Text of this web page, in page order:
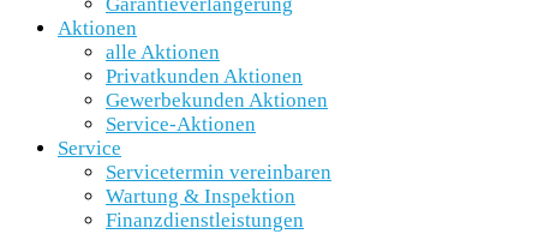
Aktionen
alle Aktionen
Privatkunden Aktionen
Gewerbekunden Aktionen
Service-Aktionen
Service
Servicetermin vereinbaren
Wartung & Inspektion
Finanzdienstleistungen